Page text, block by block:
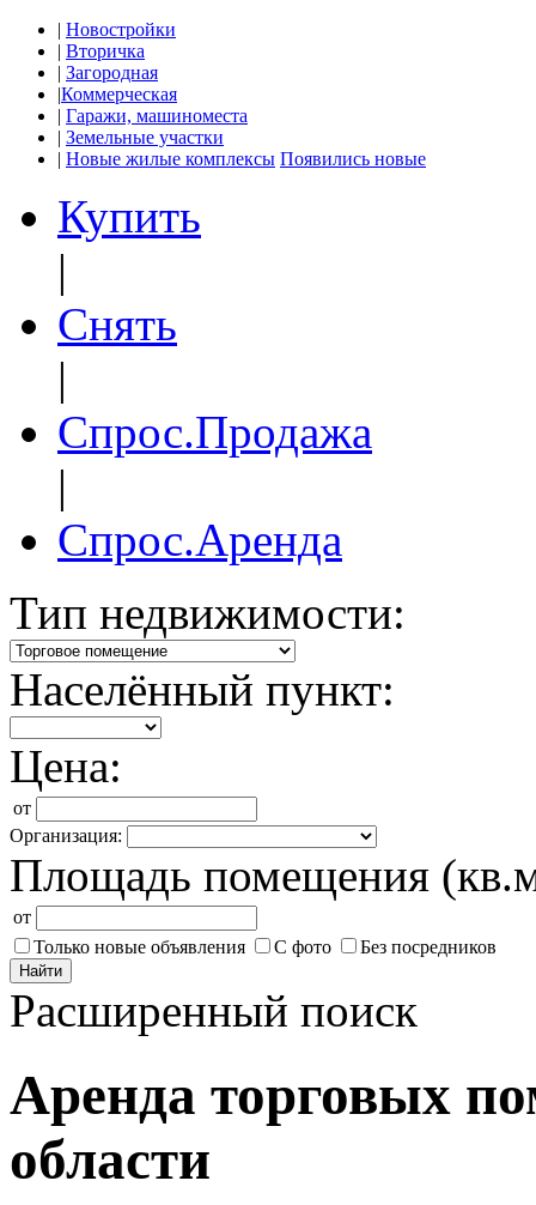
| Новостройки
| Вторичка
| Загородная
|Коммерческая
| Гаражи, машиноместа
| Земельные участки
| Новые жилые комплексы Появились новые
Купить
|
Снять
|
Спрос.Продажа
|
Спрос.Аренда
Тип недвижимости:
Населённый пункт:
Цена:
от
Организация:
Площадь помещения
от
Только новые объявления
С фото Без посредников
Найти
Расширенный поиск
Аренда торговых
области